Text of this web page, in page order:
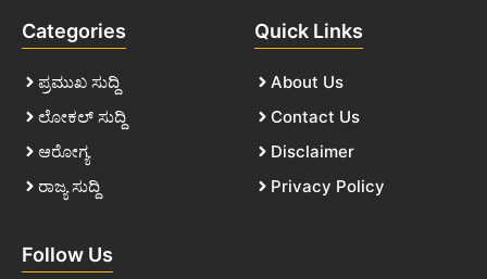
Categories
ಪ್ರಮುಖ ಸುದ್ದಿ
ಲೋಕಲ್ ಸುದ್ದಿ
ಆರೋಗ್ಯ
ರಾಜ್ಯ ಸುದ್ದಿ
Quick Links
About Us
Contact Us
Disclaimer
Privacy Policy
Follow Us